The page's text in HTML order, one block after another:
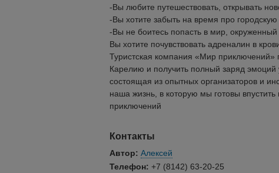
-Вы любите путешествовать, открывать
-Вы хотите забыть на время про городскую
-Вы не боитесь попасть в мир,
Вы хотите почувствовать адреналин в
Туристская компания «Мир
Карелию и получить полный заряд
состоящая из опытных организаторов и
наша жизнь, в которую мы готовы впустить
приключений
Контакты
Автор: Алексей
Телефон: +7 (8142) 63-20-25